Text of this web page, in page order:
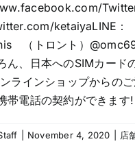
Twitter
ketaiyaLINE：（
（トロント）
ん、日本へのSIMカード
ラインショップからの
帯電話の契約ができ
November 4, 2020 店